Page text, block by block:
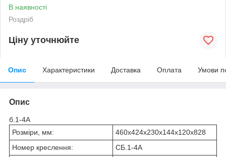
В наявності
Роздріб
Ціну уточнюйте
Опис Характеристики Доставка Оплата Умови
Опис
б.1-4А
Розміри, мм:
460х424х230х144х120х828
Номер креслення:
СБ.1-4А